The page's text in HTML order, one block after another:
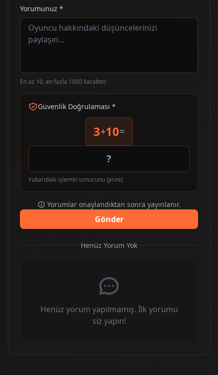
Yorumunuz *
En az 10, en fazla 1000 karakter
Güvenlik Doğrulaması *
3+10=
Yukarıdaki işlemin sonucunu giriniz
Yorumlar onaylandıktan sonra yayınlanır.
Gönder
Henüz Yorum Yok
Henüz yorum yapılmamış. İlk yorumu
siz yapın!